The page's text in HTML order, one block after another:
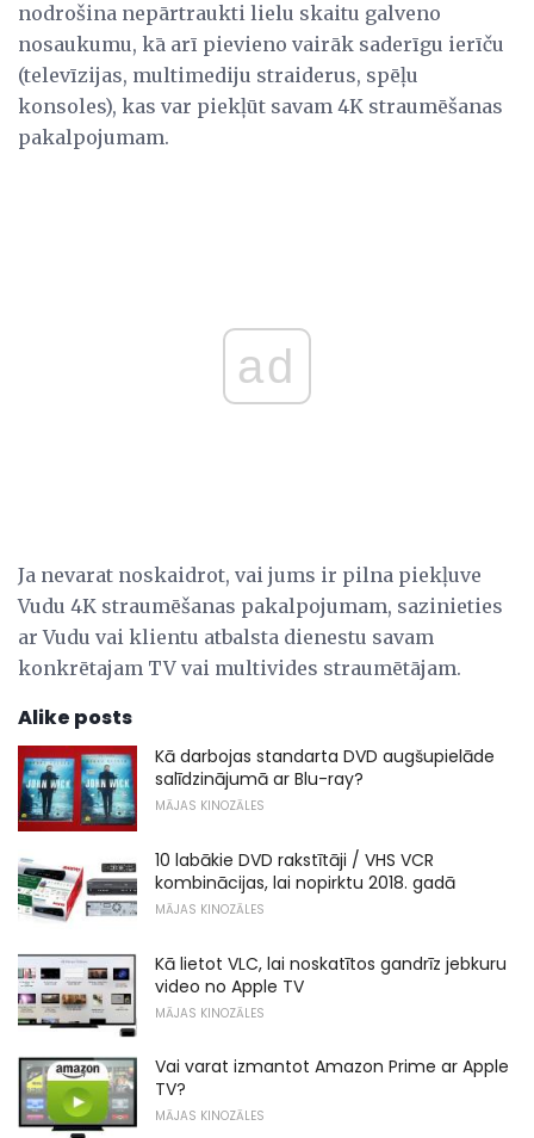
nodrošina nepārtraukti lielu skaitu galveno
nosaukumu, kā arī pievieno vairāk saderīgu ierīču
(televīzijas, multimediju straiderus, spēļu
konsoles), kas var piekļūt savam 4K straumēšanas
pakalpojumam.
ad
Ja nevarat noskaidrot, vai jums ir pilna piekļuve
Vudu 4K straumēšanas pakalpojumam, sazinieties
ar Vudu vai klientu atbalsta dienestu savam
konkrētajam TV vai multivides straumētājam.
Alike posts
Kā darbojas standarta DVD augšupielāde
salīdzinājumā ar Blu-ray?
MĀJAS KINOZĀLES
10 labākie DVD rakstītāji / VHS VCR
kombinācijas, lai nopirktu 2018. gadā
MĀJAS KINOZĀLES
Kā lietot VLC, lai noskatītos gandrīz jebkuru
video no Apple TV
MĀJAS KINOZĀLES
Vai varat izmantot Amazon Prime ar Apple
TV?
MĀJAS KINOZĀLES